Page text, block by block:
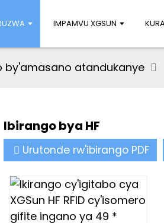
IMPAMVU XGSUN
by'amasano atandukanye
Ibirango bya HF
Urutonde rw'ibirango PDF